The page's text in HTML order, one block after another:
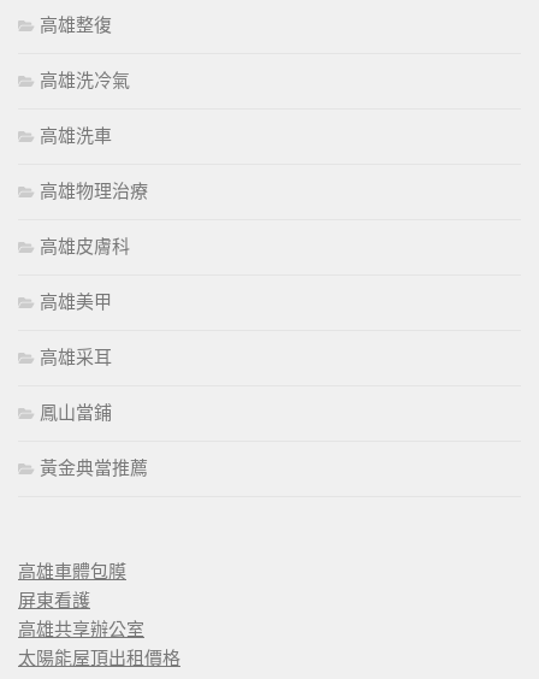
高雄整復
高雄洗冷氣
高雄洗車
高雄物理治療
高雄皮膚科
高雄美甲
高雄采耳
鳳山當鋪
黃金典當推薦
高雄車體包膜
屏東看護
高雄共享辦公室
太陽能屋頂出租價格